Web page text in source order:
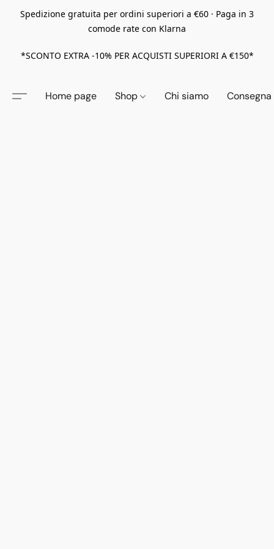
Spedizione gratuita per ordini superiori a €60 · Paga in 3
comode rate con Klarna
*SCONTO EXTRA -10% PER ACQUISTI SUPERIORI A €150*
Home page Shop Chi siamo Consegna